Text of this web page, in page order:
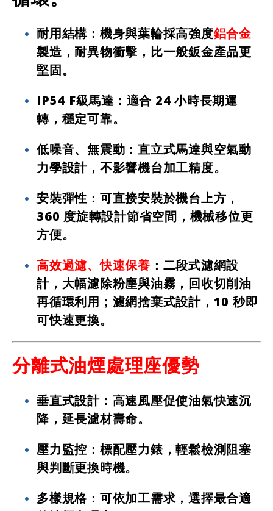
耐用結構 ：機身與葉輪採高強度鋁合金
製造，耐異物衝擊，比一般鈑金產品更
堅固。
IP54 F級馬達 ：適合 24 小時長期運
轉，穩定可靠。
低噪音、無震動 ：直立式馬達與空氣動
力學設計，不影響機台加工精度。
安裝彈性 ：可直接安裝於機台上方，
360 度旋轉設計節省空間，機械移位更
方便。
高效過濾、快速保養：二段式濾網設
計，大幅濾除粉塵與油霧，回收切削油
再循環利用；濾網捨棄式設計，10 秒即
可快速更換。
分離式油煙處理座優勢
垂直式設計：高速風壓促使油氣快速沉
降，延長濾材壽命。
壓力監控 ：標配壓力錶，輕鬆檢測阻塞
與判斷更換時機。
多樣規格 ：可依加工需求，選擇最合適